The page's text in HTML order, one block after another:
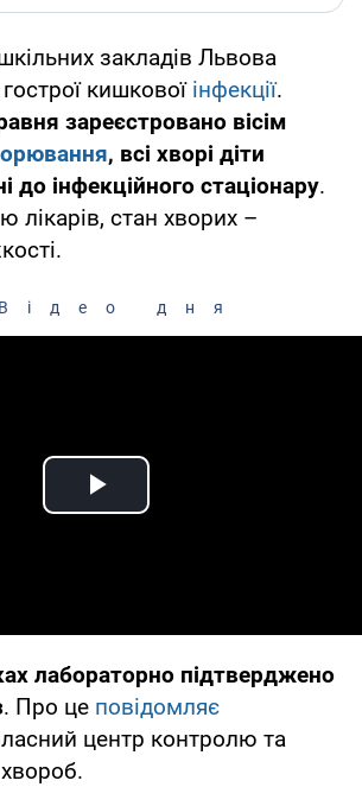
закладів Львова
кишкової інфекції.
зареєстровано вісім
, всі хворі діти
до інфекційного стаціонару.
лікарів, стан хворих –
Відео дня
Play Video
лабораторно підтверджено
. Про це повідомляє
центр контролю та